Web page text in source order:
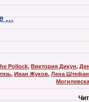
…
Pollock, Виктория Дикун,
, Иван Жуков, Лена Штефан